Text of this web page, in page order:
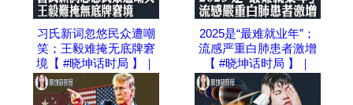
习氏新词忽悠民众遭嘲
笑；王毅难掩无底牌窘
境【 #晓坤话时局 】｜
2025是“最难就业年”；
流感严重白肺患者激增
【 #晓坤话时局 】｜